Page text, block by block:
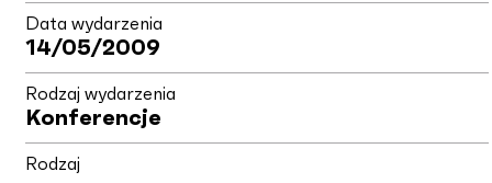
Data wydarzenia
14/05/2009
Rodzaj wydarzenia
Konferencje
Rodzaj